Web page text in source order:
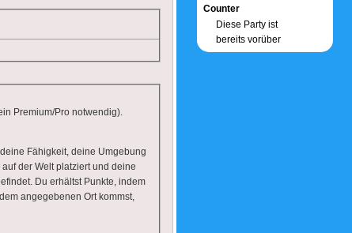
Premium/Pro notwendig).
Fähigkeit, deine Umgebung
der Welt platziert und deine
Du erhältst Punkte, indem
angegebenen Ort kommst,
Counter
Diese Party ist
bereits vorüber